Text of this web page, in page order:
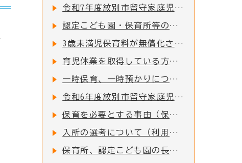
令和7年度紋別市留守家庭児童園の入園申込受付を開始しました！
認定こども園・保育所等の副食費（おかず代・おやつ代）を助成します
3歳未満児保育料が無償化されました
育児休業を取得している方、取得される方について
一時保育、一時預かりについて
令和6年度紋別市留守家庭児童園の入園申込受付を開始しました！
保育を必要とする事由（保育要件）について
入所の選考について（利用調整）
保育所、認定こども園の長期欠席について